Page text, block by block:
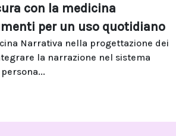
con la medicina
per un uso quotidiano
Narrativa nella progettazione dei
la narrazione nel sistema